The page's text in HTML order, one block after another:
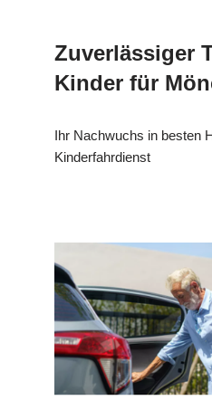
Zuverlässiger
Kinder für
Ihr Nachwuchs in besten
Kinderfahrdienst